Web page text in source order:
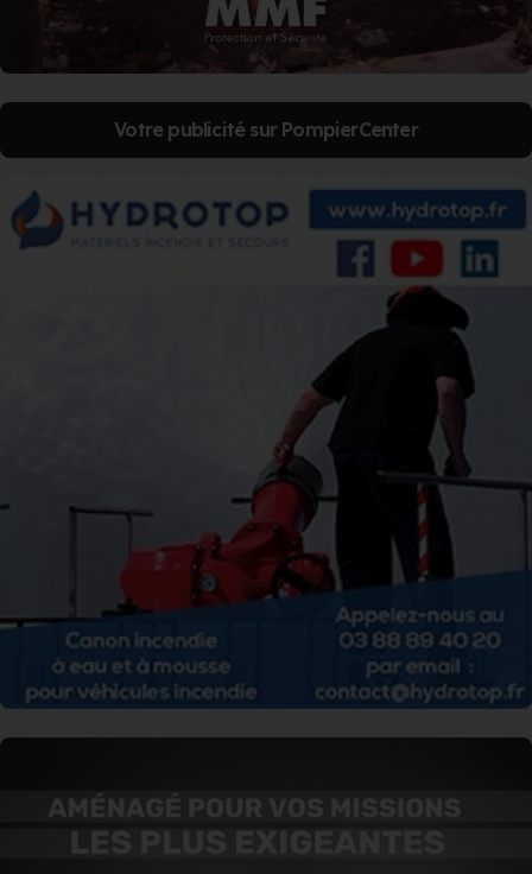
Votre publicité sur PompierCenter